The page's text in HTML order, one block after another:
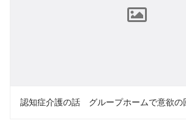
認知症介護の話 グループホームで意欲の